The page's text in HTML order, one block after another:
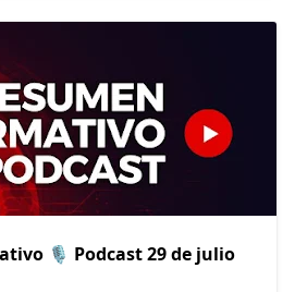
🎙️ Podcast 29 de julio